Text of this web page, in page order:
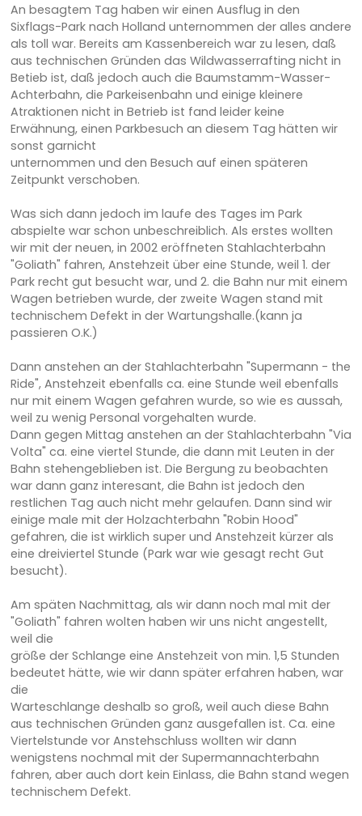
An besagtem Tag haben wir einen Ausflug in den
Sixflags-Park nach Holland unternommen der alles andere
als toll war. Bereits am Kassenbereich war zu lesen, daß
aus technischen Gründen das Wildwasserrafting nicht in
Betieb ist, daß jedoch auch die Baumstamm-Wasser-
Achterbahn, die Parkeisenbahn und einige kleinere
Atraktionen nicht in Betrieb ist fand leider keine
Erwähnung, einen Parkbesuch an diesem Tag hätten wir
sonst garnicht
unternommen und den Besuch auf einen späteren
Zeitpunkt verschoben.
Was sich dann jedoch im laufe des Tages im Park
abspielte war schon unbeschreiblich. Als erstes wollten
wir mit der neuen, in 2002 eröffneten Stahlachterbahn
"Goliath" fahren, Anstehzeit über eine Stunde, weil 1. der
Park recht gut besucht war, und 2. die Bahn nur mit einem
Wagen betrieben wurde, der zweite Wagen stand mit
technischem Defekt in der Wartungshalle.(kann ja
passieren O.K.)
Dann anstehen an der Stahlachterbahn "Supermann - the
Ride", Anstehzeit ebenfalls ca. eine Stunde weil ebenfalls
nur mit einem Wagen gefahren wurde, so wie es aussah,
weil zu wenig Personal vorgehalten wurde.
Dann gegen Mittag anstehen an der Stahlachterbahn "Via
Volta" ca. eine viertel Stunde, die dann mit Leuten in der
Bahn stehengeblieben ist. Die Bergung zu beobachten
war dann ganz interesant, die Bahn ist jedoch den
restlichen Tag auch nicht mehr gelaufen. Dann sind wir
einige male mit der Holzachterbahn "Robin Hood"
gefahren, die ist wirklich super und Anstehzeit kürzer als
eine dreiviertel Stunde (Park war wie gesagt recht Gut
besucht).
Am späten Nachmittag, als wir dann noch mal mit der
"Goliath" fahren wolten haben wir uns nicht angestellt,
weil die
größe der Schlange eine Anstehzeit von min. 1,5 Stunden
bedeutet hätte, wie wir dann später erfahren haben, war
die
Warteschlange deshalb so groß, weil auch diese Bahn
aus technischen Gründen ganz ausgefallen ist. Ca. eine
Viertelstunde vor Anstehschluss wollten wir dann
wenigstens nochmal mit der Supermannachterbahn
fahren, aber auch dort kein Einlass, die Bahn stand wegen
technischem Defekt.